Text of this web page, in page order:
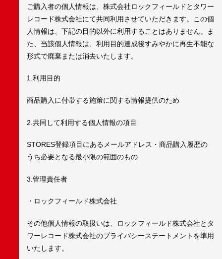
ご購入者の個人情報は、株式会社ロックフィールドとタワー
レコード株式会社にて共同利用させていただきます。この個
人情報は、下記の目的以外に利用することはありません。ま
た、当該個人情報は、利用目的達成後すみやかに再生不能な
形式で廃棄または消去いたします。
1.利用目的
商品購入に付帯する施策に関する情報提供のため
2.共同して利用する個人情報の項目
STORES登録項目にあるメールアドレス・商品購入履歴の
うち必要となる最小限の範囲のもの
3.管理責任者
・ロックフィールド株式会社
その他個人情報の取扱いは、ロックフィールド株式会社とタ
ワーレコード株式会社のプライバシーステートメントを準用
いたします。